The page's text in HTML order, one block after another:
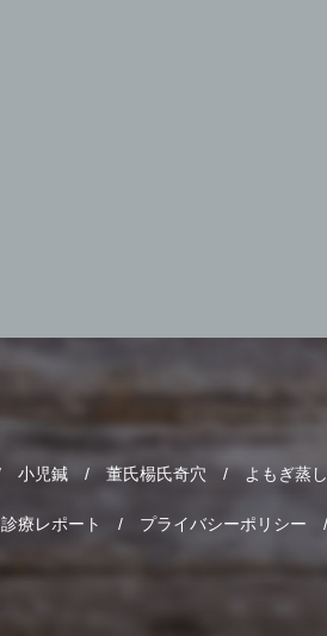
小児鍼 董氏楊氏奇穴 よもぎ蒸し
診療レポート プライバシーポリシー